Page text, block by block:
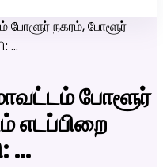
நகரம், போளூர்
…
போளூர்
எடப்பிறை
…